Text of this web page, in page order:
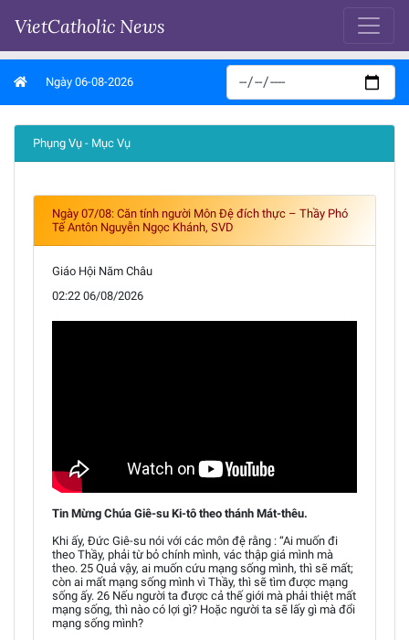
VietCatholic News
Ngày 06-08-2026
Phụng Vụ - Mục Vụ
Ngày 07/08: Căn tính người Môn Đệ đích thực – Thầy Phó
Tế Antôn Nguyễn Ngọc Khánh, SVD
Giáo Hội Năm Châu
02:22 06/08/2026
Tin Mừng Chúa Giê-su Ki-tô theo thánh Mát-thêu.
Khi ấy, Đức Giê-su nói với các môn đệ rằng : “Ai muốn đi
theo Thầy, phải từ bỏ chính mình, vác thập giá mình mà
theo. 25 Quả vậy, ai muốn cứu mạng sống mình, thì sẽ mất;
còn ai mất mạng sống mình vì Thầy, thì sẽ tìm được mạng
sống ấy. 26 Nếu người ta được cả thế giới mà phải thiệt mất
mạng sống, thì nào có lợi gì? Hoặc người ta sẽ lấy gì mà đổi
mạng sống mình?